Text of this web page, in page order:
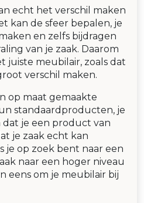
echt het verschil maken
kan de sfeer bepalen, je
en zelfs bijdragen
van je zaak. Daarom
juiste meubilair, zoals dat
verschil maken.
op maat gemaakte
standaardproducten, je
je een product van
je zaak echt kan
je op zoek bent naar een
naar een hoger niveau
eens om je meubilair bij